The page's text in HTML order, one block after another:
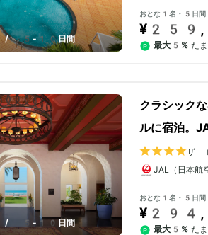
/ 5-10日間
おとな1名・5日間
最大5% た
/ 5-10日間
クラシック
ルに宿泊。
ザ
ク
JAL（日本航
おとな1名・5日間
最大5% た